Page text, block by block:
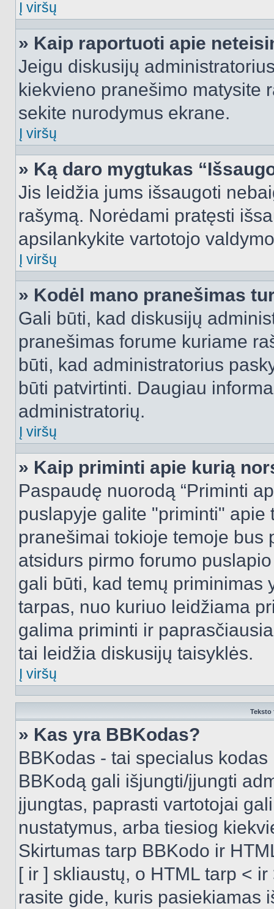
Į viršų
» Kaip raportuoti apie
Jeigu diskusijų
kiekvieno pranešimo matysite
sekite nurodymus ekrane.
Į viršų
» Ką daro mygtukas
Jis leidžia jums išsaugoti
rašymą. Norėdami pratęsti
apsilankykite vartotojo
Į viršų
» Kodėl mano pranešimas
Gali būti, kad diskusijų
pranešimas forume kuriame
būti, kad administratorius
būti patvirtinti. Daugiau
administratorių.
Į viršų
» Kaip priminti apie kurią
Paspaudę nuorodą “Priminti
puslapyje galite "priminti"
pranešimai tokioje temoje bus
atsidurs pirmo forumo
gali būti, kad temų priminimas
tarpas, nuo kuriuo leidžiama
galima priminti ir
tai leidžia diskusijų taisyklės.
Į viršų
Teksto
» Kas yra BBKodas?
BBKodas - tai specialus
BBKodą gali išjungti/įjungti
įjungtas, paprasti vartotojai
nustatymus, arba tiesiog
Skirtumas tarp BBKodo ir
[ ir ] skliaustų, o HTML tarp <
rasite gide, kuris pasiekiamas